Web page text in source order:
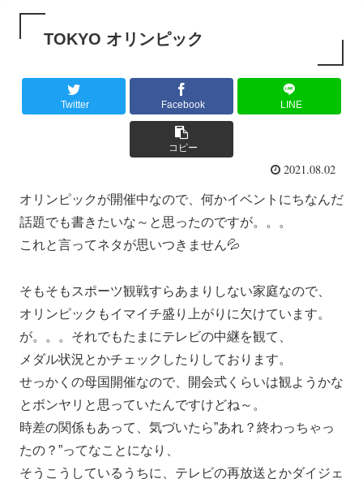
TOKYO オリンピック
Twitter Facebook LINE
コピー
2021.08.02
オリンピックが開催中なので、何かイベントにちなんだ
話題でも書きたいな～と思ったのですが。。。
これと言ってネタが思いつきません💦
そもそもスポーツ観戦すらあまりしない家庭なので、
オリンピックもイマイチ盛り上がりに欠けています。
が。。。それでもたまにテレビの中継を観て、
メダル状況とかチェックしたりしております。
せっかくの母国開催なので、開会式くらいは観ようかな
とボンヤリと思っていたんですけどね～。
時差の関係もあって、気づいたら”あれ？終わっちゃっ
たの？”ってなことになり、
そうこうしているうちに、テレビの再放送とかダイジェ